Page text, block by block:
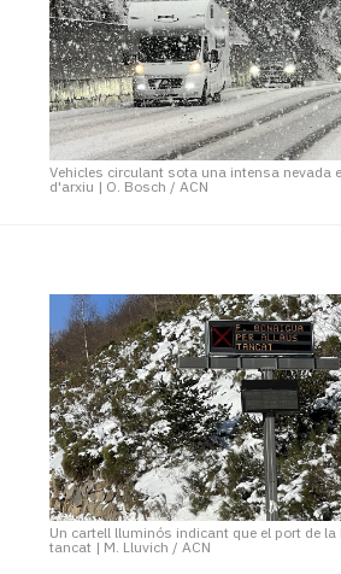
Vehicles circulant sota una intensa nevada
d'arxiu | O. Bosch / ACN
Un cartell lluminós indicant que el port de
tancat | M. Lluvich / ACN